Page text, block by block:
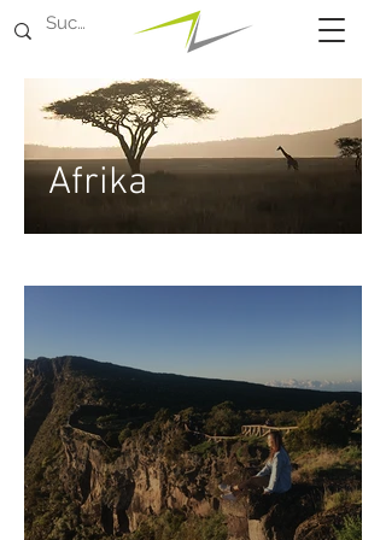
Afrika